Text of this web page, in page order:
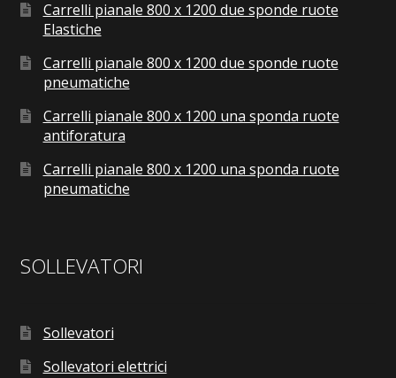
Carrelli pianale 800 x 1200 due sponde ruote
Elastiche
Carrelli pianale 800 x 1200 due sponde ruote
pneumatiche
Carrelli pianale 800 x 1200 una sponda ruote
antiforatura
Carrelli pianale 800 x 1200 una sponda ruote
pneumatiche
SOLLEVATORI
Sollevatori
Sollevatori elettrici